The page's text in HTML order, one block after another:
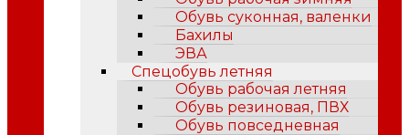
Обувь суконная, валенки
Бахилы
ЭВА
Спецобувь летняя
Обувь рабочая летняя
Обувь резиновая, ПВХ
Обувь повседневная